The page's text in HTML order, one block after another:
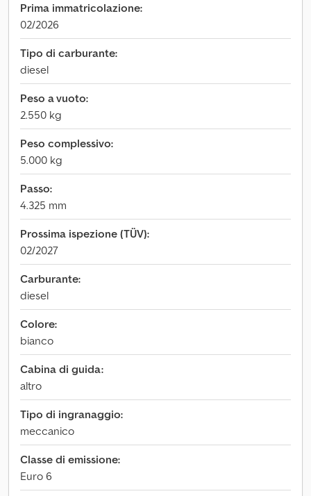
Prima immatricolazione:
02/2026
Tipo di carburante:
diesel
Peso a vuoto:
2.550 kg
Peso complessivo:
5.000 kg
Passo:
4.325 mm
Prossima ispezione (TÜV):
02/2027
Carburante:
diesel
Colore:
bianco
Cabina di guida:
altro
Tipo di ingranaggio:
meccanico
Classe di emissione:
Euro 6